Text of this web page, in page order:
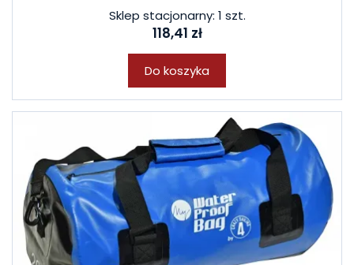
Sklep stacjonarny: 1 szt.
118,41 zł
Do koszyka